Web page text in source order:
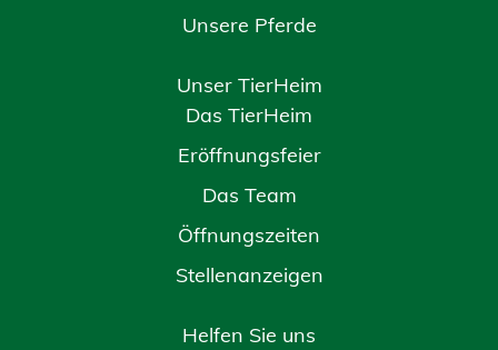
Unsere Pferde
Unser TierHeim
Das TierHeim
Eröffnungsfeier
Das Team
Öffnungszeiten
Stellenanzeigen
Helfen Sie uns